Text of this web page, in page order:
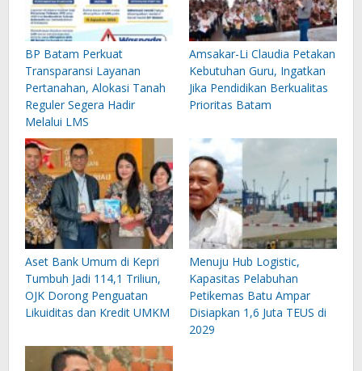
BP Batam Perkuat
Transparansi Layanan
Pertanahan, Alokasi Tanah
Reguler Segera Hadir
Melalui LMS
Amsakar-Li Claudia Petakan
Kebutuhan Guru, Ingatkan
Jika Pendidikan Berkualitas
Prioritas Batam
Aset Bank Umum di Kepri
Tumbuh Jadi 114,1 Triliun,
OJK Dorong Penguatan
Likuiditas dan Kredit UMKM
Menuju Hub Logistic,
Kapasitas Pelabuhan
Petikemas Batu Ampar
Disiapkan 1,6 Juta TEUS di
2029